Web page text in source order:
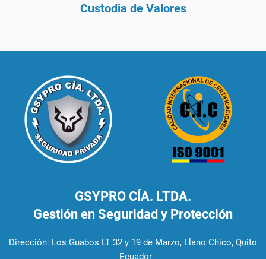
Custodia de Valores
GSYPRO CÍA. LTDA.
Gestión en Seguridad y Protección
Dirección: Los Guabos LT 32 y 19 de Marzo, Llano Chico, Quito
- Ecuador